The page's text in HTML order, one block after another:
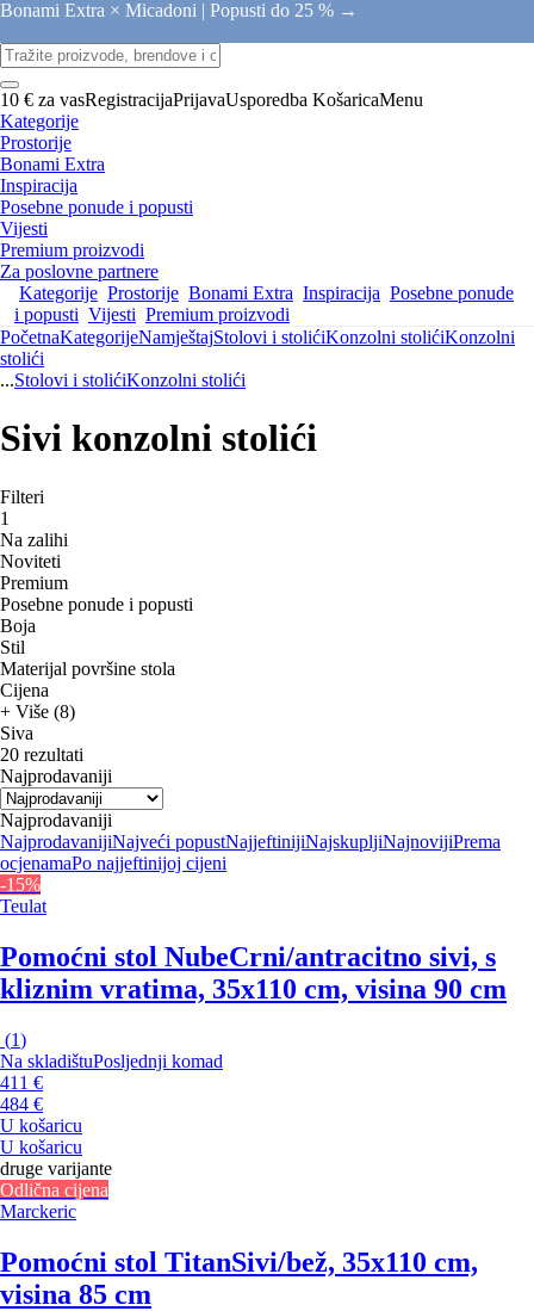
Bonami Extra × Micadoni | Popusti do 25 % →
10 € za vasRegistracijaPrijavaUsporedba KošaricaMenu
Kategorije
Prostorije
Bonami Extra
Inspiracija
Posebne ponude i popusti
Vijesti
Premium proizvodi
Za poslovne partnere
Kategorije Prostorije Bonami Extra Inspiracija Posebne ponude
i popusti Vijesti Premium proizvodi
PočetnaKategorijeNamještajStolovi i stolićiKonzolni stolićiKonzolni
stolići
...Stolovi i stolićiKonzolni stolići
Sivi konzolni stolići
Filteri
1
Na zalihi
Noviteti
Premium
Posebne ponude i popusti
Boja
Stil
Materijal površine stola
Cijena
+ Više (8)
Siva
20 rezultati
Najprodavaniji
Najprodavaniji
NajprodavanijiNajveći popustNajjeftinijiNajskupljiNajnovijiPrema
ocjenamaPo najjeftinijoj cijeni
-15%
Teulat
Pomoćni stol NubeCrni/antracitno sivi, s
kliznim vratima, 35x110 cm, visina 90 cm
(1)
Na skladištuPosljednji komad
411 €
484 €
U košaricu
U košaricu
druge varijante
Odlična cijena
Marckeric
Pomoćni stol TitanSivi/bež, 35x110 cm,
visina 85 cm